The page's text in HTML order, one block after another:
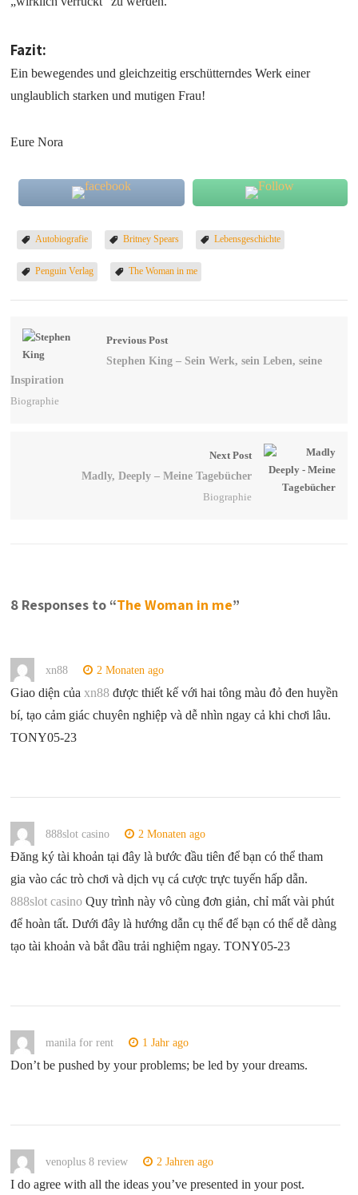
Fazit:
Ein bewegendes und gleichzeitig erschütterndes Werk einer
unglaublich starken und mutigen Frau!
Eure Nora
Autobiografie Britney Spears Lebensgeschichte
Penguin Verlag The Woman in me
Previous Post
Stephen King – Sein Werk, sein Leben, seine
Inspiration
Biographie
Next Post
Madly, Deeply – Meine Tagebücher
Biographie
8 Responses to “The Woman in me”
xn88 2 Monaten ago
Giao diện của xn88 được thiết kế với hai tông màu đỏ đen huyền
bí, tạo cảm giác chuyên nghiệp và dễ nhìn ngay cả khi chơi lâu.
TONY05-23
888slot casino 2 Monaten ago
Đăng ký tài khoản tại đây là bước đầu tiên để bạn có thể tham
gia vào các trò chơi và dịch vụ cá cược trực tuyến hấp dẫn.
888slot casino Quy trình này vô cùng đơn giản, chỉ mất vài phút
để hoàn tất. Dưới đây là hướng dẫn cụ thể để bạn có thể dễ dàng
tạo tài khoản và bắt đầu trải nghiệm ngay. TONY05-23
manila for rent 1 Jahr ago
Don’t be pushed by your problems; be led by your dreams.
venoplus 8 review 2 Jahren ago
I do agree with all the ideas you’ve presented in your post.